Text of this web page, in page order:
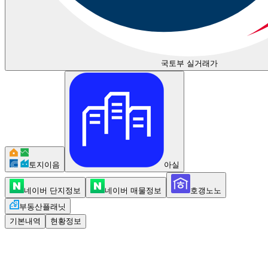
국토부 실거래가
토지이음 아실
네이버 단지정보 네이버 매물정보
호갱노노
부동산플래닛
기본내역
현황정보